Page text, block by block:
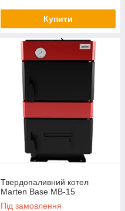
Купити
Твердопаливний котел
Marten Base MB-15
Під замовлення